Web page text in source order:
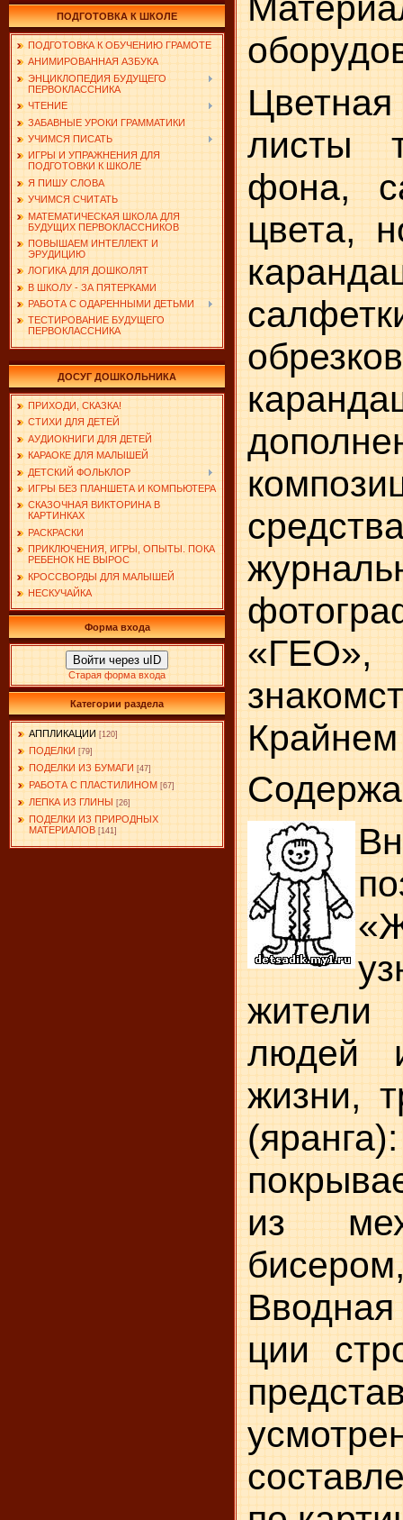
ПОДГОТОВКА К ШКОЛЕ
ПОДГОТОВКА К ОБУЧЕНИЮ ГРАМОТЕ
АНИМИРОВАННАЯ АЗБУКА
ЭНЦИКЛОПЕДИЯ БУДУЩЕГО
ПЕРВОКЛАССНИКА
ЧТЕНИЕ
ЗАБАВНЫЕ УРОКИ ГРАММАТИКИ
УЧИМСЯ ПИСАТЬ
ИГРЫ И УПРАЖНЕНИЯ ДЛЯ
ПОДГОТОВКИ К ШКОЛЕ
Я ПИШУ СЛОВА
УЧИМСЯ СЧИТАТЬ
МАТЕМАТИЧЕСКАЯ ШКОЛА ДЛЯ
БУДУЩИХ ПЕРВОКЛАССНИКОВ
ПОВЫШАЕМ ИНТЕЛЛЕКТ И
ЭРУДИЦИЮ
ЛОГИКА ДЛЯ ДОШКОЛЯТ
В ШКОЛУ - ЗА ПЯТЕРКАМИ
РАБОТА С ОДАРЕННЫМИ ДЕТЬМИ
ТЕСТИРОВАНИЕ БУДУЩЕГО
ПЕРВОКЛАССНИКА
ДОСУГ ДОШКОЛЬНИКА
ПРИХОДИ, СКАЗКА!
СТИХИ ДЛЯ ДЕТЕЙ
АУДИОКНИГИ ДЛЯ ДЕТЕЙ
КАРАОКЕ ДЛЯ МАЛЫШЕЙ
ДЕТСКИЙ ФОЛЬКЛОР
ИГРЫ БЕЗ ПЛАНШЕТА И КОМПЬЮТЕРА
СКАЗОЧНАЯ ВИКТОРИНА В
КАРТИНКАХ
РАСКРАСКИ
ПРИКЛЮЧЕНИЯ, ИГРЫ, ОПЫТЫ. ПОКА
РЕБЕНОК НЕ ВЫРОС
КРОССВОРДЫ ДЛЯ МАЛЫШЕЙ
НЕСКУЧАЙКА
Форма входа
Войти через uID
Старая форма входа
Категории раздела
АППЛИКАЦИИ [120]
ПОДЕЛКИ [79]
ПОДЕЛКИ ИЗ БУМАГИ [47]
РАБОТА С ПЛАСТИЛИНОМ [67]
ЛЕПКА ИЗ ГЛИНЫ [26]
ПОДЕЛКИ ИЗ ПРИРОДНЫХ
МАТЕРИАЛОВ [141]
листы
фона,
цвета,
жители
людей
жизни,
из
ции